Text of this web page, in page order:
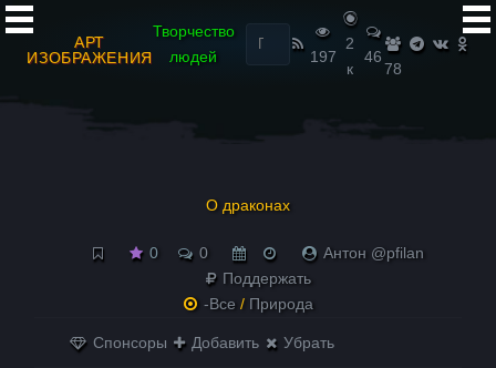
АРТ
ИЗОБРАЖЕНИЯ
Творчество
людей
Найти:
197
2
к
46
78
О драконах
0 0
Антон @pfilan
Поддержать
-Все / Природа
Спонсоры Добавить Убрать